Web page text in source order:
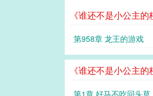
《谁还不是小公主
第958章 龙王的游戏
《谁还不是小公主